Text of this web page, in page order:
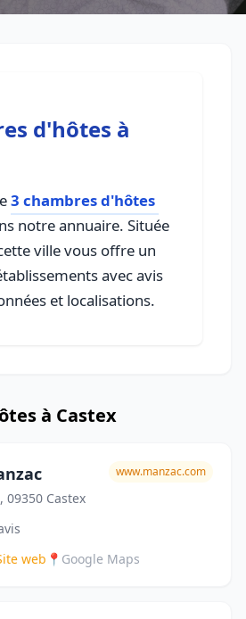
d'hôtes à
3 chambres d'hôtes
notre annuaire. Située
ville vous offre un
avec avis
et localisations.
à Castex
09350 Castex
www.manzac.com
web 📍 Google Maps